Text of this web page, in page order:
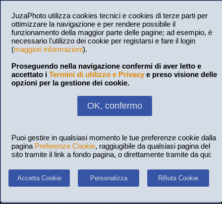
JuzaPhoto utilizza cookies tecnici e cookies di terze parti per
ottimizzare la navigazione e per rendere possibile il
funzionamento della maggior parte delle pagine; ad esempio, è
necessario l'utilizzo dei cookie per registarsi e fare il login
(maggiori informazioni).
Proseguendo nella navigazione confermi di aver letto e
accettato i Termini di utilizzo e Privacy e preso visione delle
opzioni per la gestione dei cookie.
OK, confermo
Puoi gestire in qualsiasi momento le tue preferenze cookie dalla
pagina Preferenze Cookie, raggiugibile da qualsiasi pagina del
sito tramite il link a fondo pagina, o direttamente tramite da qui:
Accetta Cookie Personalizza Rifiuta Cookie